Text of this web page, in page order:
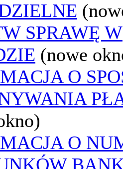
SPRAWĘ W
(nowe
O
O